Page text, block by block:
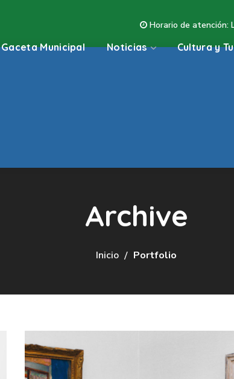
Horario de atención:
Gaceta Municipal Noticias Cultura y
Archive
Inicio Portfolio